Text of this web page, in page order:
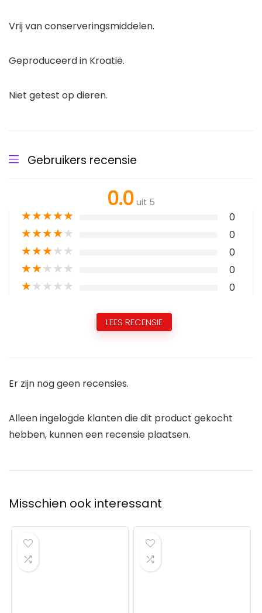
Vrij van conserveringsmiddelen.
Geproduceerd in Kroatië.
Niet getest op dieren.
Gebruikers recensie
0.0 uit 5
★★★★★ 0
★★★★★ 0
★★★★★ 0
★★★★★ 0
★★★★★ 0
LEES RECENSIE
Er zijn nog geen recensies.
Alleen ingelogde klanten die dit product gekocht
hebben, kunnen een recensie plaatsen.
Misschien ook interessant